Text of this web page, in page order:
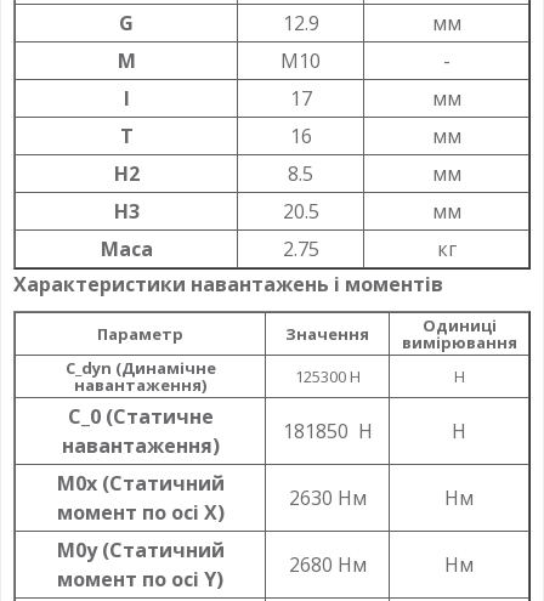
G
12.9
мм
M
M10
-
l
17
мм
T
16
мм
H2
8.5
мм
H3
20.5
мм
Маса
2.75
кг
Характеристики навантажень і моментів
Параметр Значення Одиниці
вимірювання
C_dyn (Динамічне
навантаження) 125300 Н Н
C_0 (Статичне
навантаження)
181850 Н
Н
M0x (Статичний
момент по осі X)
2630 Нм
Нм
M0y (Статичний
момент по осі Y)
2680 Нм
Нм